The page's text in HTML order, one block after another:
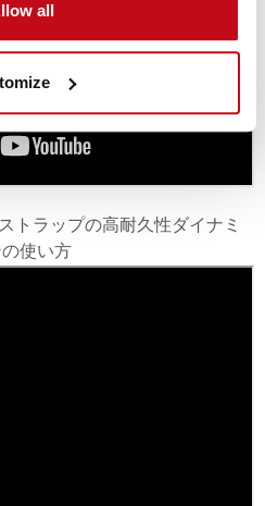
all
トラップの高耐久性ダイナミ
使い方